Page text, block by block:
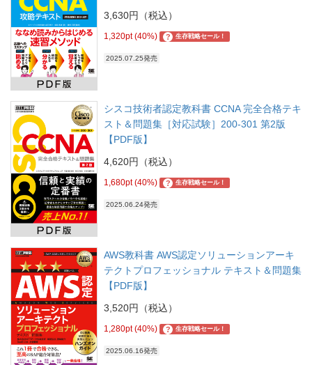
3,630円（税込）
1,320pt (40%) ? 生存戦略セール！
2025.07.25発売
シスコ技術者認定教科書 CCNA 完全合格テキ
スト＆問題集［対応試験］200-301 第2版
【PDF版】
4,620円（税込）
1,680pt (40%) ? 生存戦略セール！
2025.06.24発売
AWS教科書 AWS認定ソリューションアーキ
テクトプロフェッショナル テキスト＆問題集
【PDF版】
3,520円（税込）
1,280pt (40%) ? 生存戦略セール！
2025.06.16発売